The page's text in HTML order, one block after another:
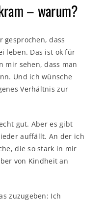
– warum?
gesprochen, dass
leben. Das ist ok für
mir sehen, dass man
Und ich wünsche
Verhältnis zur
gut. Aber es gibt
auffällt. An der ich
die so stark in mir
von Kindheit an
zuzugeben: Ich